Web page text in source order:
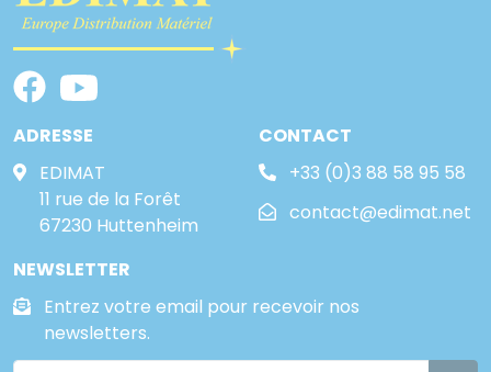
ADRESSE
EDIMAT
11 rue de la Forêt
67230 Huttenheim
CONTACT
+33 (0)3 88 58 95 58
contact@edimat.net
NEWSLETTER
Entrez votre email pour recevoir nos
newsletters.